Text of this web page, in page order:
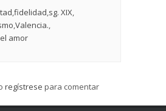
fidelidad sg. XIX
Valencia.
amor
regístrese para comentar